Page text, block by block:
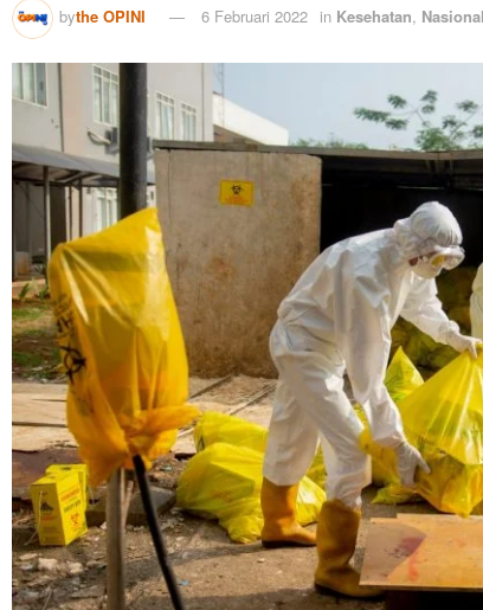
bythe OPINI 6 Februari 2022 in Kesehatan, Nasional